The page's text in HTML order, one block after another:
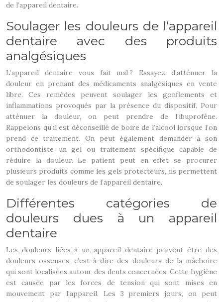
de l’appareil dentaire.
Soulager les douleurs de l’appareil
dentaire avec des produits
analgésiques
L’appareil dentaire vous fait mal ? Essayez d’atténuer la
douleur en prenant des médicaments analgésiques en vente
libre. Ces remèdes peuvent soulager les gonflements et
inflammations provoqués par la présence du dispositif. Pour
atténuer la douleur, on peut prendre de l’ibuprofène.
Rappelons qu’il est déconseillé de boire de l’alcool lorsque l’on
prend ce traitement. On peut également demander à son
orthodontiste un gel ou traitement spécifique capable de
réduire la douleur. Le patient peut en effet se procurer
plusieurs produits comme les gels protecteurs, ils permettent
de soulager les douleurs de l’appareil dentaire.
Différentes catégories de
douleurs dues à un appareil
dentaire
Les douleurs liées à un appareil dentaire peuvent être des
douleurs osseuses, c’est-à-dire des douleurs de la mâchoire
qui sont localisées autour des dents concernées. Cette hygiène
est causée par les forces de tension qui sont mises en
mouvement par l’appareil. Les 3 premiers jours, on peut